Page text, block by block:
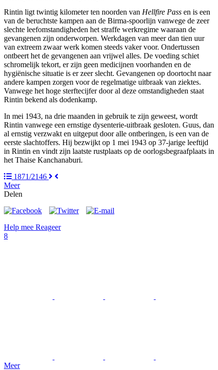
Rintin ligt twintig kilometer ten noorden van Hellfire Pass en is een
van de beruchtste kampen aan de Birma-spoorlijn vanwege de zeer
slechte leefomstandigheden het straffe werkregime waaraan de
gevangenen zijn onderworpen. Werkdagen van meer dan tien uur
van extreem zwaar werk komen steeds vaker voor. Ondertussen
ontbeert het de gevangenen aan vrijwel alles. De voeding schiet
schromelijk tekort, er zijn geen medicijnen voorhanden en de
hygiënische situatie is er zeer slecht. Gevangenen op doortocht naar
andere kampen zorgen voor de regelmatige uitbraak van ziektes.
Vanwege het hoge sterftecijfer door al deze omstandigheden staat
Rintin bekend als dodenkamp.
In mei 1943, na drie maanden in gebruik te zijn geweest, wordt
Rintin vanwege een ernstige dysenterie-uitbraak gesloten. Guus, dan
al ernstig verzwakt en uitgeput door alle ontberingen, is een van de
eerste slachtoffers. Hij bezwijkt op 1 mei 1943 op 37-jarige leeftijd
in Rintin en vindt zijn laatste rustplaats op de oorlogsbegraafplaats in
het Thaise Kanchanaburi.
1871/2146
Meer
Delen
Help mee Reageer
8
Meer